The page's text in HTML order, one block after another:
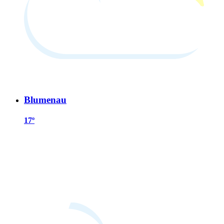
Blumenau
17º